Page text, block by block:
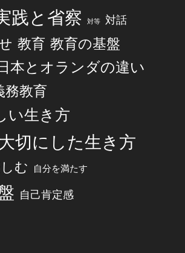
践と省察 対等
対話
教育 教育の基盤
本とオランダの違い
務教育
い生き方
切にした生き方
む 自分を満たす
自己肯定感